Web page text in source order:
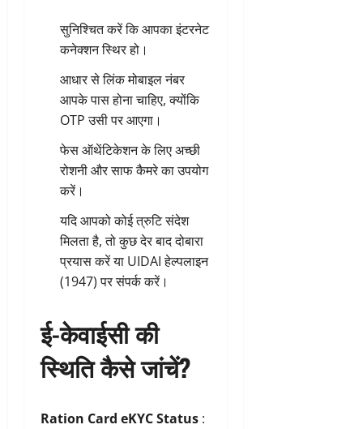
सुनिश्चित करें कि आपका इंटरनेट
कनेक्शन स्थिर हो।
आधार से लिंक मोबाइल नंबर
आपके पास होना चाहिए, क्योंकि
OTP उसी पर आएगा।
फेस ऑथेंटिकेशन के लिए अच्छी
रोशनी और साफ कैमरे का उपयोग
करें।
यदि आपको कोई त्रुटि संदेश
मिलता है, तो कुछ देर बाद दोबारा
प्रयास करें या UIDAI हेल्पलाइन
(1947) पर संपर्क करें।
ई-केवाईसी की
स्थिति कैसे जांचें?
Ration Card eKYC Status :